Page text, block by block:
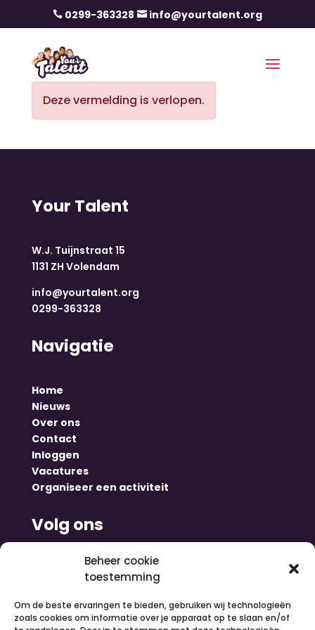
Beheer cookie
toestemming
Om de beste ervaringen te bieden, gebruiken wij technologieën
zoals cookies om informatie over je apparaat op te slaan en/of
 0299-363328  info@yourtalent.org
Deze vermelding is verlopen.
Your Talent
W.J. Tuijnstraat 15
1131 ZH Volendam
info@yourtalent.org
0299-363328
Navigatie
Home
Nieuws
Over ons
Contact
Inloggen
Vacatures
Organiseer een activiteit
Volg ons